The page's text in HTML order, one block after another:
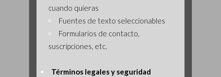
cuando quieras
Fuentes de texto seleccionables
Formularios de contacto,
suscripciones, etc.
Términos legales y seguridad